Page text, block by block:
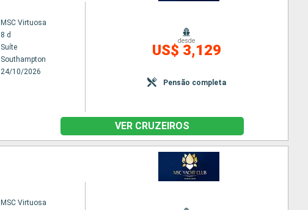
MSC Virtuosa
8 d
Suíte
Southampton
24/10/2026
desde
US$ 3,129
Pensão completa
VER CRUZEIROS
MSC Virtuosa